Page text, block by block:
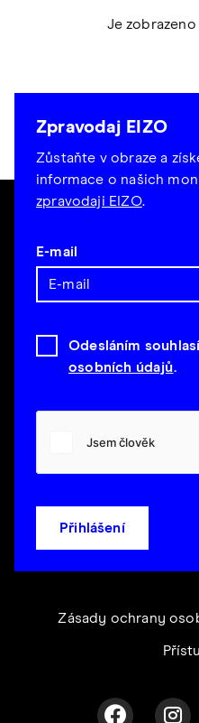
Je
Zpravodaj EIZO
Zůstaňte v obraze a
informace o našich
zpravodaji EIZO.
E-mail
Odesláním
osobních údajů.
Přihlášení
Zásady ochrany